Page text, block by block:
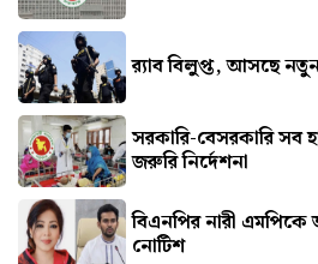
র‍্যাব বিলুপ্ত, আসছে
সরকারি-বেসরকারি সব
জরুরি নির্দেশনা
বিএনপির নারী
নোটিশ